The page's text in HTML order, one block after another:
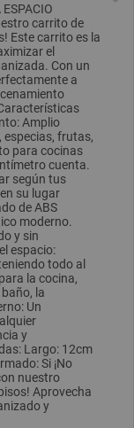
carrito de
Este carrito es la
el
Con un
a
Amplio
frutas,
para cocinas
cuenta.
según tus
su lugar
de ABS
moderno.
y sin
espacio:
todo al
la cocina,
la
Un
y
Largo: 12cm
Si ¡No
nuestro
Aprovecha
y